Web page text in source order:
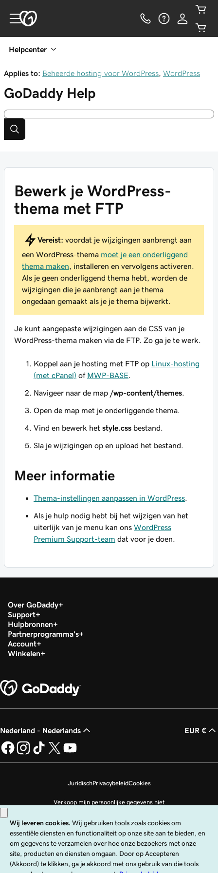
Helpcenter
Applies to: Beheerde hosting voor WordPress WordPress
GoDaddy Help
Bewerk je WordPress-
thema met FTP
Vereist: voordat je wijzigingen aanbrengt aan
een WordPress-thema moet je een onderliggend
thema maken , installeren en vervolgens activeren.
Als je geen onderliggend thema hebt, worden de
wijzigingen die je aanbrengt aan je thema
ongedaan gemaakt als je je thema bijwerkt.
Je kunt aangepaste wijzigingen aan de CSS van je
WordPress-thema maken via de FTP. Zo ga je te werk.
Koppel aan je hosting met FTP op Linux-hosting
(met cPanel) of MWP-BASE
Navigeer naar de map /wp-content/themes
Open de map met je onderliggende thema.
Vind en bewerk het style.css bestand.
Sla je wijzigingen op en upload het bestand.
Meer informatie
Thema-instellingen aanpassen in WordPress
Als je hulp nodig hebt bij het wijzigen van het
uiterlijk van je menu kan ons WordPress
Premium Support-team dat voor je doen.
Over GoDaddy
Support
Hulpbronnen
Partnerprogramma's
Account
Winkelen
Nederland - Nederlands EUR €
JuridischPrivacybeleidCookies
Verkoop mijn persoonlijke gegevens niet
Copyright © 1999 - 2026 GoDaddy Operating Company, LLC. Alle rechten
voorbehouden. Het GoDaddy-woordmerk is een geregistreerd handelsmerk
van GoDaddy Operating Company, LLC in de VS en andere landen. Het logo
‘GO‘ is een geregistreerd handelsmerk van GoDaddy.com, LLC in de VS.
Voor het gebruik van deze site gelden uitdrukkelijke gebruiksvoorwaarden.